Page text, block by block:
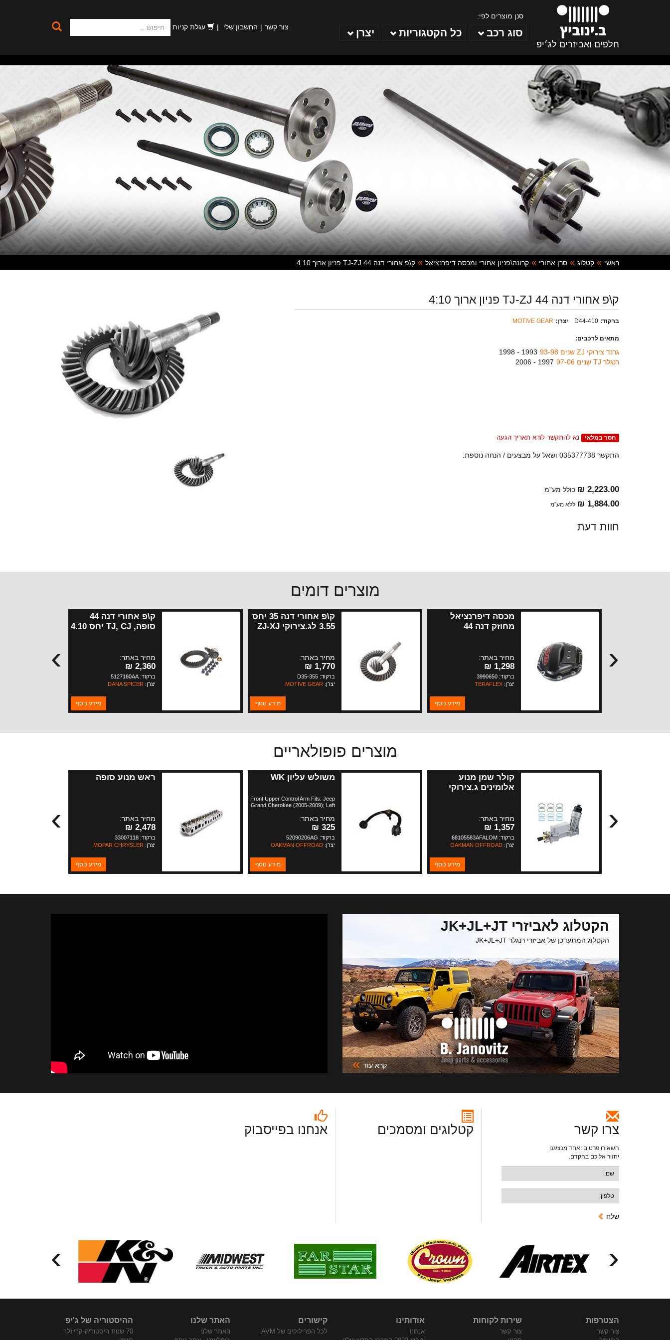
ב. ינוביץ
חלפים ואביזרים לג׳יפ
צור קשר החשבון שלי עגלת קניות
סנן מוצרים לפי:
סוג רכב כל הקטגוריות יצרן
ראשי קטלוג סרן אחורי קרונה\פניון אחורי ומכסה דיפרנציאל ק\פ אחורי דנה 44 TJ-ZJ פניון ארוך 4:10
ק\פ אחורי דנה 44 TJ-ZJ פניון ארוך 4:10
ברקוד: D44-410 יצרן: MOTIVE GEAR
מתאים לרכבים:
גרנד צירוקי ZJ שנים 93-98
1993 - 1998
רנגלר TJ שנים 97-06
1997 - 2006
חסר במלאי נא להתקשר לודא תאריך הגעה
התקשר 035377738 ושאל על מבצעים / הנחה נוספת.
2,223.00 ₪ כולל מע"מ
1,884.00 ₪ ללא מע"מ
חוות דעת
מוצרים דומים
מכסה דיפרנציאל
מחוזק דנה 44
מחיר באתר:
1,298 ₪
ברקוד: 3990650
יצרן: TERAFLEX
מידע נוסף
ק\פ אחורי דנה 35 יחס
3.55 לג.צירוקי ZJ-XJ
מחיר באתר:
1,770 ₪
ברקוד: D35-355
יצרן: MOTIVE GEAR
מידע נוסף
ק\פ אחורי דנה 44
סופה, TJ, CJ יחס 4.10
מחיר באתר:
2,360 ₪
ברקוד: 5127180AA
יצרן: DANA SPICER
מידע נוסף
› ‹
מוצרים פופולאריים
קולר שמן מנוע
אלומינים ג.צירוקי
2014
מחיר באתר:
1,357 ₪
ברקוד: 68105583AFALOM
יצרן: OAKMAN OFFROAD
מידע נוסף
משולש עליון WK
Front Upper Control Arm Fits: Jeep
Grand Cherokee (2005-2009); Left
Commander (2006-2009); Left or
Right; Includes Ball Joint.
מחיר באתר:
325 ₪
ברקוד: 52090206AG
יצרן: OAKMAN OFFROAD
מידע נוסף
ראש מנוע סופה
מחיר באתר:
2,478 ₪
ברקוד: 33007118
יצרן: MOPAR CHRYSLER
מידע נוסף
› ‹
הקטלוג לאביזרי JK+JL+JT
הקטלוג המתעדכן של אביזרי רנגלר JK+JL+JT
קרא עוד »
צרו קשר
השאירו פרטים ואחד מנציגנו
יחזור אליכם בהקדם.
שלח
קטלוגים ומסמכים אנחנו בפייסבוק
› ‹
הצטרפות
צור קשר
שירות לקוחות
צור קשר
אודותינו
אנחנו
קישורים
לכל הפרילוקים של AVM
האתר שלנו
האתר שלנו
ההיסטוריה של ג'יפ
70 שנות היסטוריה-קרייזלר